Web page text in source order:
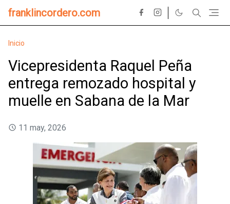
franklincordero.com
Inicio
Vicepresidenta Raquel Peña
entrega remozado hospital y
muelle en Sabana de la Mar
11 may, 2026